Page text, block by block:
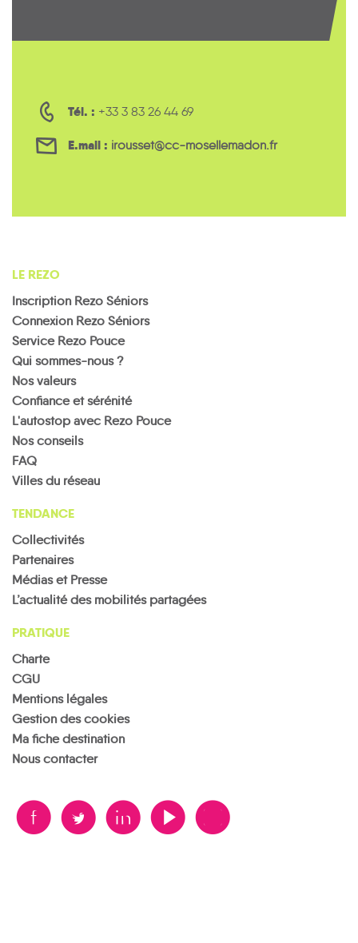
Tél. : +33 3 83 26 44 69
E.mail : irousset@cc-mosellemadon.fr
LE REZO
Inscription Rezo Séniors
Connexion Rezo Séniors
Service Rezo Pouce
Qui sommes-nous ?
Nos valeurs
Confiance et sérénité
L'autostop avec Rezo Pouce
Nos conseils
FAQ
Villes du réseau
TENDANCE
Collectivités
Partenaires
Médias et Presse
L’actualité des mobilités partagées
PRATIQUE
Charte
CGU
Mentions légales
Gestion des cookies
Ma fiche destination
Nous contacter
B A D F V